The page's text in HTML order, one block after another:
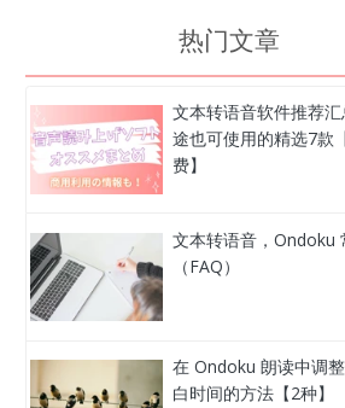
热门文章
文本转语音软件推荐
途也可使用的精选7款
费】
文本转语音，Ondoku
（FAQ）
在 Ondoku 朗读中调
白时间的方法【2种】